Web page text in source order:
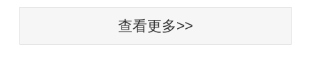
查看更多>>